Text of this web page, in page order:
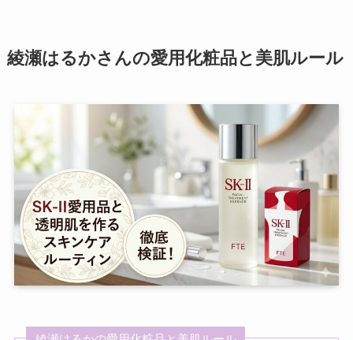
綾瀬はるかさんの愛用化粧品と美肌ルール